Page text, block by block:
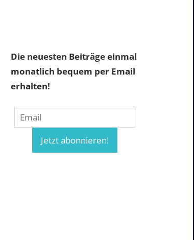
Die neuesten Beiträge einmal
monatlich bequem per Email
erhalten!